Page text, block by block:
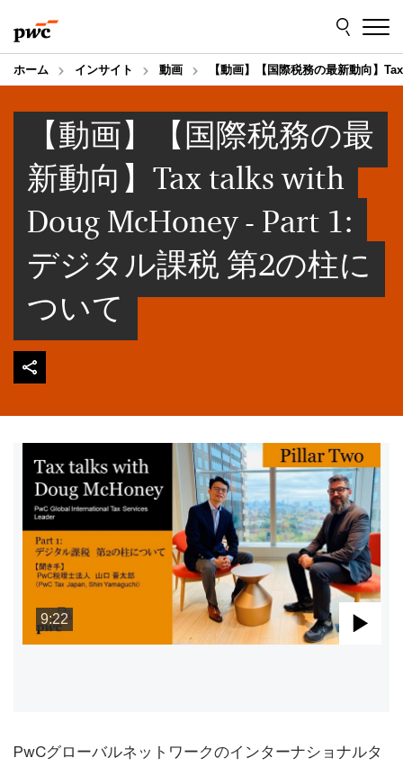
to
content
to
footer
ホーム インサイト 動画 【動画】【国際税務の最新動向】
【動画】【国際税務の最
新動向】Tax talks with
Doug McHoney - Part 1:
デジタル課税 第2の柱に
ついて
9:22
PwCグローバルネットワークのインターナショナルタ